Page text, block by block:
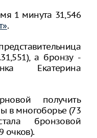
1 минута 31,546
.
а бронзу -
Екатерина
получить
в многоборье (73
бронзовой
очков).